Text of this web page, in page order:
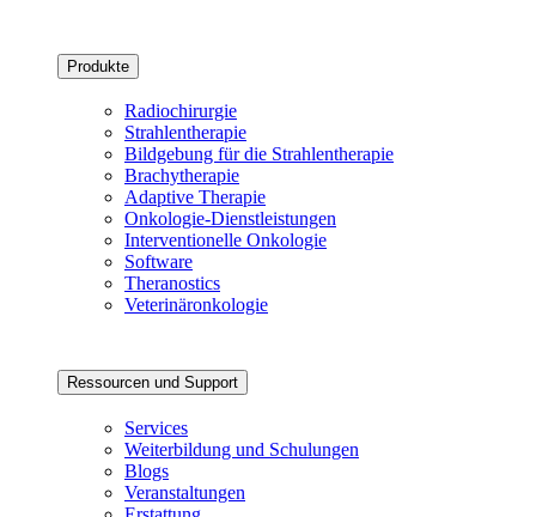
Produkte
Radiochirurgie
Strahlentherapie
Bildgebung für die Strahlentherapie
Brachytherapie
Adaptive Therapie
Onkologie-Dienstleistungen
Interventionelle Onkologie
Software
Theranostics
Veterinäronkologie
Ressourcen und Support
Services
Weiterbildung und Schulungen
Blogs
Veranstaltungen